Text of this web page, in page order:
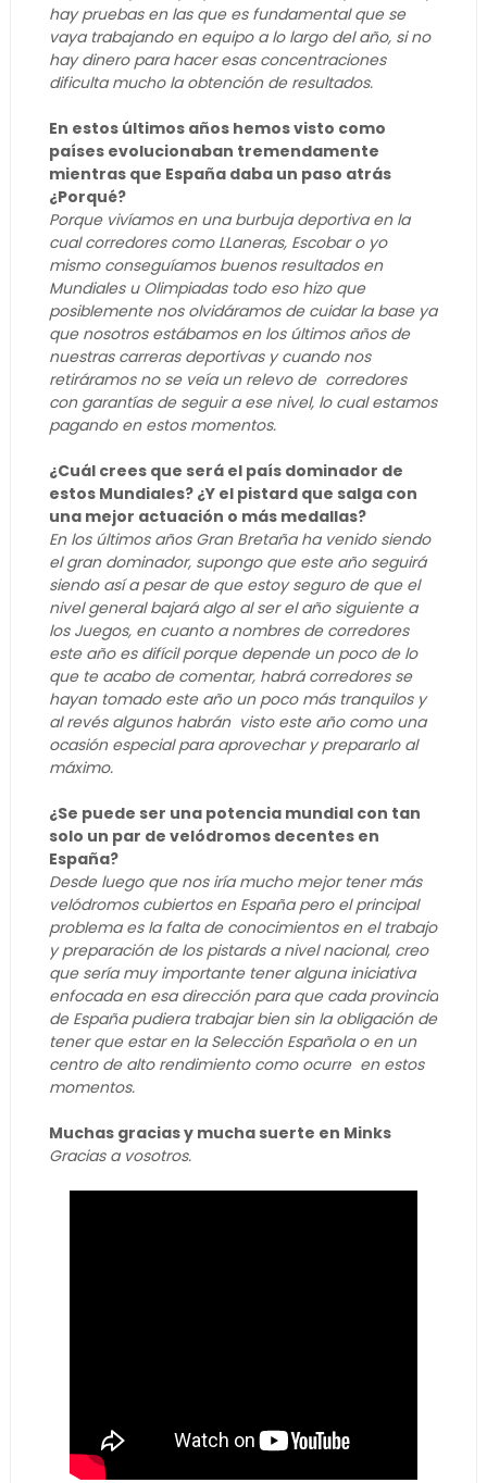
hay pruebas en las que es fundamental que se
vaya trabajando en equipo a lo largo del año, si no
hay dinero para hacer esas concentraciones
dificulta mucho la obtención de resultados.
En estos últimos años hemos visto como
países evolucionaban tremendamente
mientras que España daba un paso atrás
¿Porqué?
Porque vivíamos en una burbuja deportiva en la
cual corredores como LLaneras, Escobar o yo
mismo conseguíamos buenos resultados en
Mundiales u Olimpiadas todo eso hizo que
posiblemente nos olvidáramos de cuidar la base ya
que nosotros estábamos en los últimos años de
nuestras carreras deportivas y cuando nos
retiráramos no se veía un relevo de corredores
con garantías de seguir a ese nivel, lo cual estamos
pagando en estos momentos.
¿Cuál crees que será el país dominador de
estos Mundiales? ¿Y el pistard que salga con
una mejor actuación o más medallas?
En los últimos años Gran Bretaña ha venido siendo
el gran dominador, supongo que este año seguirá
siendo así a pesar de que estoy seguro de que el
nivel general bajará algo al ser el año siguiente a
los Juegos, en cuanto a nombres de corredores
este año es difícil porque depende un poco de lo
que te acabo de comentar, habrá corredores se
hayan tomado este año un poco más tranquilos y
al revés algunos habrán visto este año como una
ocasión especial para aprovechar y prepararlo al
máximo.
¿Se puede ser una potencia mundial con tan
solo un par de velódromos decentes en
España?
Desde luego que nos iría mucho mejor tener más
velódromos cubiertos en España pero el principal
problema es la falta de conocimientos en el trabajo
y preparación de los pistards a nivel nacional, creo
que sería muy importante tener alguna iniciativa
enfocada en esa dirección para que cada provincia
de España pudiera trabajar bien sin la obligación de
tener que estar en la Selección Española o en un
centro de alto rendimiento como ocurre en estos
momentos.
Muchas gracias y mucha suerte en Minks
Gracias a vosotros.